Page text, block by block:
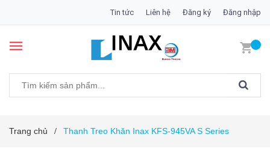
Tin tức Liên hệ Đăng ký Đăng nhập
Trang chủ / Thanh Treo Khăn Inax KFS-945VA S Series